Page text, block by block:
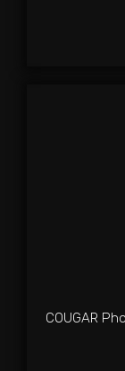
COUGAR